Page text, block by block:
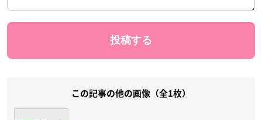
この記事の他の画像（全1枚）